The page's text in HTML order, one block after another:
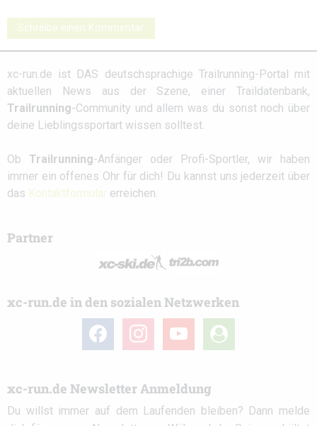
Schreibe einen Kommentar
xc-run.de ist DAS deutschsprachige Trailrunning-Portal mit
aktuellen News aus der Szene, einer Traildatenbank,
Trailrunning-Community und allem was du sonst noch über
deine Lieblingssportart wissen solltest.
Ob Trailrunning-Anfänger oder Profi-Sportler, wir haben
immer ein offenes Ohr für dich! Du kannst uns jederzeit über
das Kontaktformular erreichen.
Partner
xc-run.de in den sozialen Netzwerken
facebook instagramyoutube
user-
circle
xc-run.de Newsletter Anmeldung
Du willst immer auf dem Laufenden bleiben? Dann melde